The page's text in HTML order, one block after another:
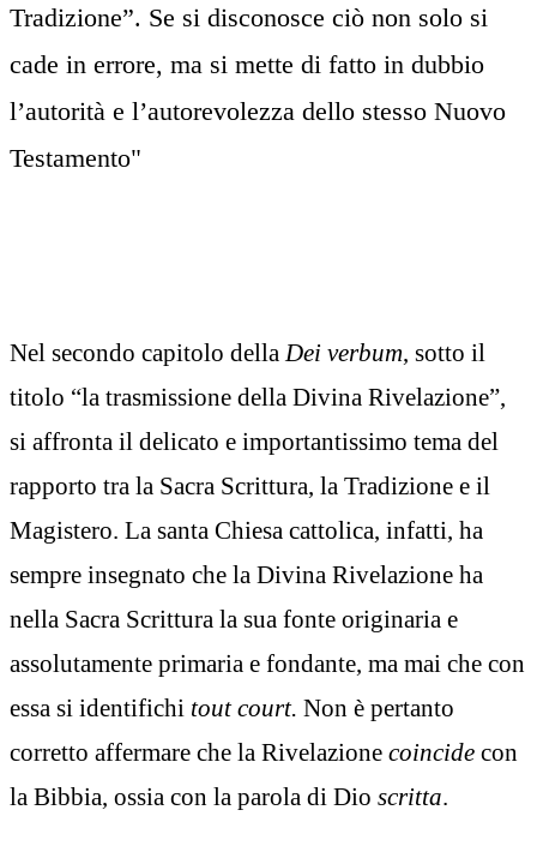
Tradizione”. Se si disconosce ciò non solo si
cade in errore, ma si mette di fatto in dubbio
l’autorità e l’autorevolezza dello stesso Nuovo
Testamento"
Nel secondo capitolo della Dei verbum, sotto il
titolo “la trasmissione della Divina Rivelazione”,
si affronta il delicato e importantissimo tema del
rapporto tra la Sacra Scrittura, la Tradizione e il
Magistero. La santa Chiesa cattolica, infatti, ha
sempre insegnato che la Divina Rivelazione ha
nella Sacra Scrittura la sua fonte originaria e
assolutamente primaria e fondante, ma mai che con
essa si identifichi tout court. Non è pertanto
corretto affermare che la Rivelazione coincide con
la Bibbia, ossia con la parola di Dio scritta.